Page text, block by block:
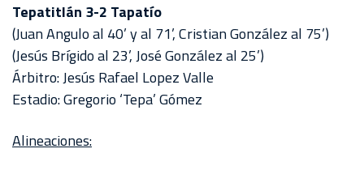
Tepatitlán 3-2 Tapatío
(Juan Angulo al 40’ y al 71’, Cristian González al 75’)
(Jesús Brígido al 23’, José González al 25’)
Árbitro: Jesús Rafael Lopez Valle
Estadio: Gregorio ‘Tepa’ Gómez
Alineaciones: